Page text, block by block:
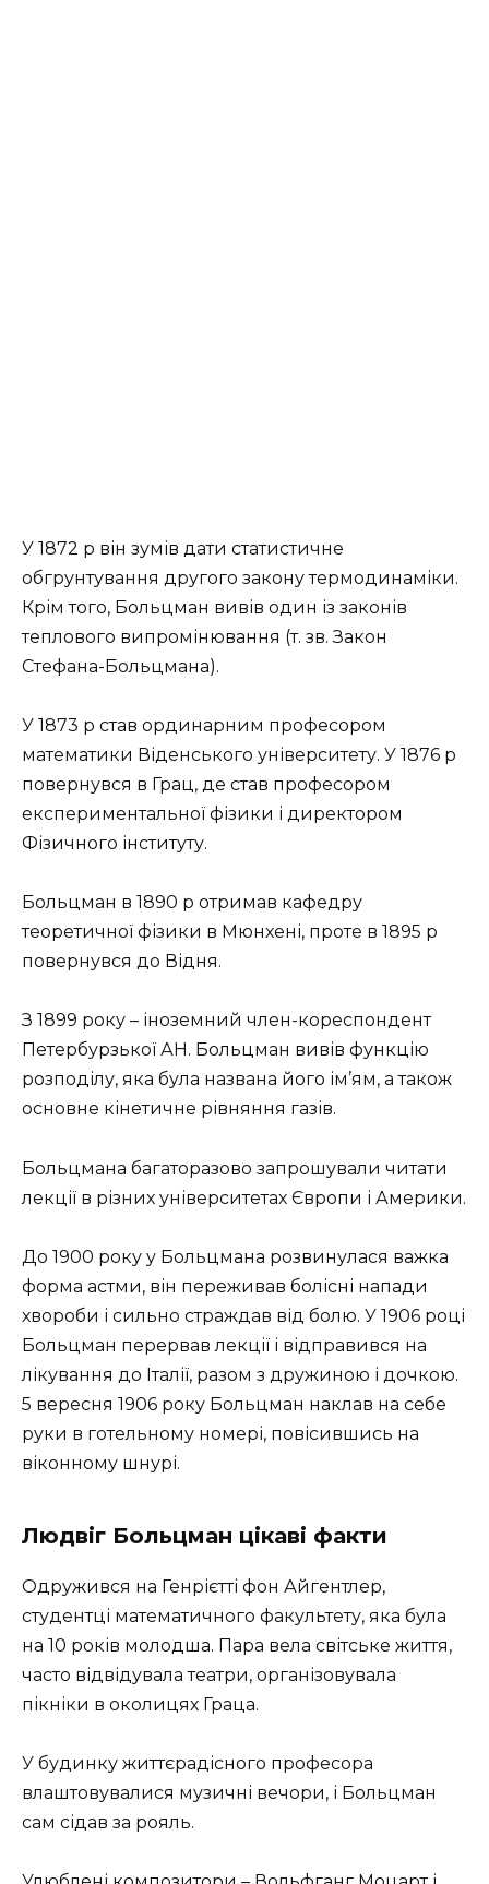
У 1872 р він зумів дати статистичне
обгрунтування другого закону термодинаміки.
Крім того, Больцман вивів один із законів
теплового випромінювання (т. зв. Закон
Стефана-Больцмана).
У 1873 р став ординарним професором
математики Віденського університету. У 1876 р
повернувся в Грац, де став професором
експериментальної фізики і директором
Фізичного інституту.
Больцман в 1890 р отримав кафедру
теоретичної фізики в Мюнхені, проте в 1895 р
повернувся до Відня.
З 1899 року – іноземний член-кореспондент
Петербурзької АН. Больцман вивів функцію
розподілу, яка була названа його ім’ям, а також
основне кінетичне рівняння газів.
Больцмана багаторазово запрошували читати
лекції в різних університетах Європи і Америки.
До 1900 року у Больцмана розвинулася важка
форма астми, він переживав болісні напади
хвороби і сильно страждав від болю. У 1906 році
Больцман перервав лекції і відправився на
лікування до Італії, разом з дружиною і дочкою.
5 вересня 1906 року Больцман наклав на себе
руки в готельному номері, повісившись на
віконному шнурі.
Людвіг Больцман цікаві факти
Одружився на Генрієтті фон Айгентлер,
студентці математичного факультету, яка була
на 10 років молодша. Пара вела світське життя,
часто відвідувала театри, організовувала
пікніки в околицях Граца.
У будинку життєрадісного професора
влаштовувалися музичні вечори, і Больцман
сам сідав за рояль.